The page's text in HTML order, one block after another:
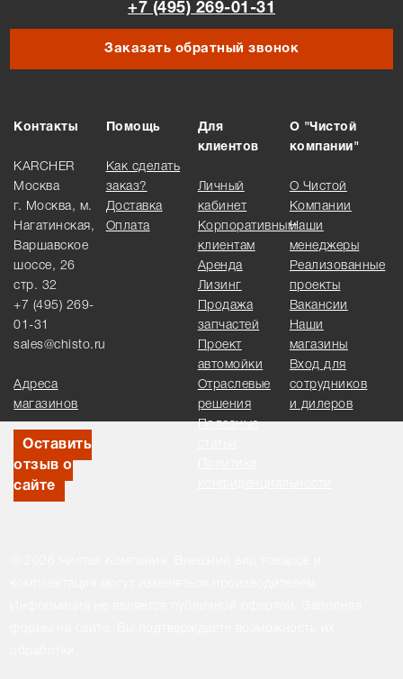
+7 (495) 269-01-31
Заказать обратный звонок
Контакты
KARCHER
Москва
г. Москва, м.
Нагатинская,
Варшавское
шоссе, 26
стр. 32
+7 (495) 269-
01-31
sales@chisto.ru
Адреса
магазинов
Оставить
отзыв о
сайте
Помощь
Как сделать
заказ?
Доставка
Оплата
Для
клиентов
Личный
кабинет
Корпоративным
клиентам
Аренда
Лизинг
Продажа
запчастей
Проект
автомойки
Отраслевые
решения
Полезные
О "Чистой
компании"
О Чистой
Компании
Наши
менеджеры
Реализованные
проекты
Вакансии
Наши
магазины
Вход для
сотрудников
и дилеров